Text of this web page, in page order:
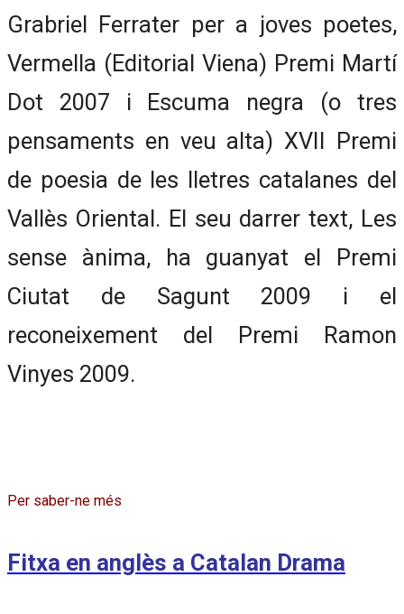
Grabriel Ferrater per a joves poetes,
Vermella (Editorial Viena) Premi Martí
Dot 2007 i Escuma negra (o tres
pensaments en veu alta) XVII Premi
de poesia de les lletres catalanes del
Vallès Oriental. El seu darrer text, Les
sense ànima, ha guanyat el Premi
Ciutat de Sagunt 2009 i el
reconeixement del Premi Ramon
Vinyes 2009.
Per saber-ne més
Fitxa en anglès a Catalan Drama